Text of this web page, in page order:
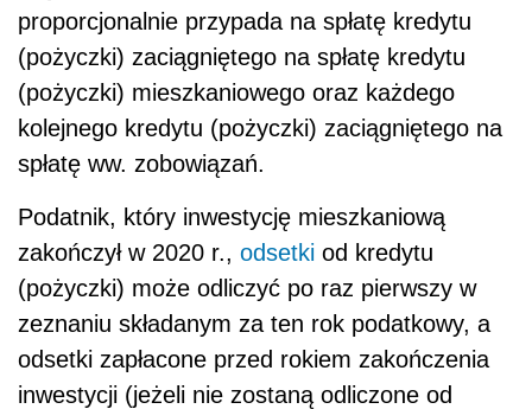
proporcjonalnie przypada na spłatę kredytu
(pożyczki) zaciągniętego na spłatę kredytu
(pożyczki) mieszkaniowego oraz każdego
kolejnego kredytu (pożyczki) zaciągniętego na
spłatę ww. zobowiązań.
Podatnik, który inwestycję mieszkaniową
zakończył w 2020 r., odsetki od kredytu
(pożyczki) może odliczyć po raz pierwszy w
zeznaniu składanym za ten rok podatkowy, a
odsetki zapłacone przed rokiem zakończenia
inwestycji (jeżeli nie zostaną odliczone od